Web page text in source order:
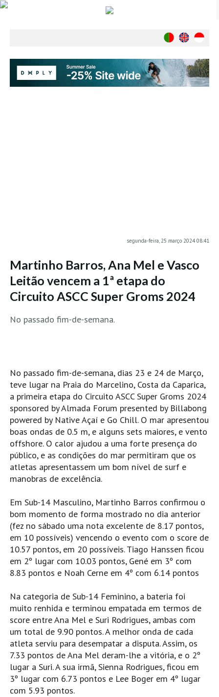
Ambiente
Vila Praia de Âncora HD
Viana do Castelo HD
Viana Pontão HD
GRANDE PORTO
Póvoa de Varzim - Ferrari HD
Azurara HD
Praia de Árvore - Areal HD
Mindelo
Mindelo meia laranja HD
Pedras do Corgo - Melanina HD
Cabo do Mundo HD
Leça - L'Kodak (Aterro) HD
Leça da Palmeira bar Oscar HD
Matosinhos - Vagas Bar HD
Cabedelo do Porto
Espinho HD
Espinho - Silvalde HD
AVEIRO
Cortegaça (Vila do Surf) HD
Cortegaça Onda Pontão HD
Praia da Barra Norte HD
Mira
FIGUEIRA DA FOZ
segunda-feira, 25 março 2024 08:41
Martinho Barros, Ana Mel e Vasco
Leitão vencem a 1ª etapa do
Circuito ASCC Super Groms 2024
No passado fim-de-semana.
No passado fim-de-semana, dias 23 e 24 de Março,
teve lugar na Praia do Marcelino, Costa da Caparica,
a primeira etapa do Circuito ASCC Super Groms 2024
sponsored by Almada Forum presented by Billabong
powered by Native Açaí e Go Chill. O mar apresentou
boas ondas de 0.5 m, e alguns sets maiores, e vento
offshore. O calor ajudou a uma forte presença do
público, e as condições do mar permitiram que os
atletas apresentassem um bom nível de surf e
manobras de excelência.
Em Sub-14 Masculino, Martinho Barros confirmou o
bom momento de forma mostrado no dia anterior
(fez no sábado uma nota excelente de 8.17 pontos,
em 10 possíveis) vencendo o evento com o score de
10.57 pontos, em 20 possíveis. Tiago Hanssen ficou
em 2º lugar com 10.03 pontos, Gené em 3º com
8.83 pontos e Noah Cerne em 4º com 6.14 pontos
Na categoria de Sub-14 Feminino, a bateria foi
muito renhida e terminou empatada em termos de
score entre Ana Mel e Suri Rodrigues, ambas com
um total de 9.90 pontos. A melhor onda de cada
atleta serviu para desempatar a disputa. Assim, os
7.33 pontos de Ana Mel deram-lhe a vitória, e o 2º
lugar a Suri. A sua irmã, Sienna Rodrigues, ficou em
3º lugar com 6.73 pontos e Lee Boger em 4º lugar
com 5.93 pontos.